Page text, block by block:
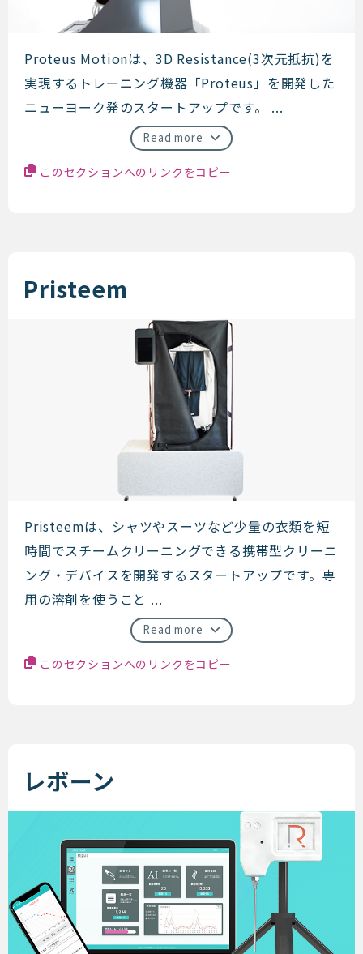
Proteus Motion
Proteus Motionは、3D Resistance(3次元抵抗)を
実現するトレーニング機器「Proteus」を開発した
ニューヨーク発のスタートアップです。 ...
Read more
このセクションへのリンクをコピー
Pristeem
Pristeem
Pristeemは、シャツやスーツなど少量の衣類を短
時間でスチームクリーニングできる携帯型クリーニ
ング・デバイスを開発するスタートアップです。専
用の溶剤を使うこと ...
Read more
このセクションへのリンクをコピー
レボーン